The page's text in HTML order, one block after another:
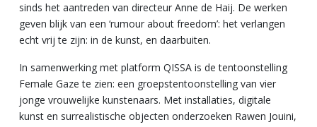
sinds het aantreden van directeur Anne de Haij. De werken
geven blijk van een ‘rumour about freedom’: het verlangen
echt vrij te zijn: in de kunst, en daarbuiten.
In samenwerking met platform QISSA is de tentoonstelling
Female Gaze te zien: een groepstentoonstelling van vier
jonge vrouwelijke kunstenaars. Met installaties, digitale
kunst en surrealistische objecten onderzoeken Rawen Jouini,